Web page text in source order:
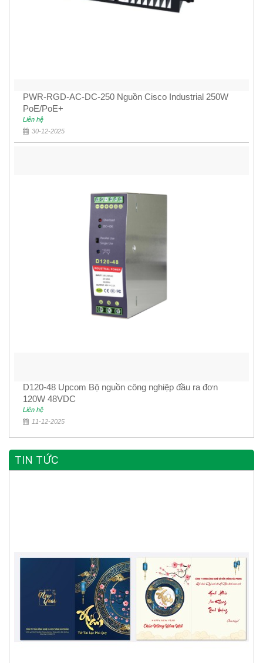
PWR-RGD-AC-DC-250 Nguồn Cisco Industrial 250W
PoE/PoE+
Liên hệ
30-12-2025
D120-48 Upcom Bộ nguồn công nghiệp đầu ra đơn
120W 48VDC
Liên hệ
11-12-2025
TIN TỨC